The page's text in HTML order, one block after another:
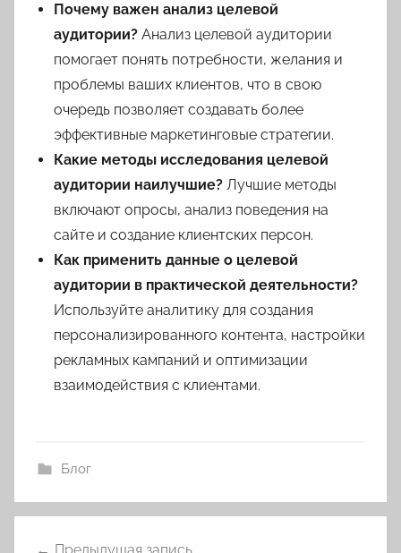
Почему важен анализ целевой
аудитории? Анализ целевой аудитории
помогает понять потребности, желания и
проблемы ваших клиентов, что в свою
очередь позволяет создавать более
эффективные маркетинговые стратегии.
Какие методы исследования целевой
аудитории наилучшие? Лучшие методы
включают опросы, анализ поведения на
сайте и создание клиентских персон.
Как применить данные о целевой
аудитории в практической деятельности?
Используйте аналитику для создания
персонализированного контента, настройки
рекламных кампаний и оптимизации
взаимодействия с клиентами.
Блог